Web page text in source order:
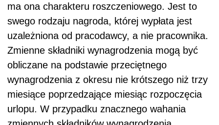
pracodawcamoże okres ten wydłużyć do 12
miesięcy. Ma to miejsce w przypadku
wynagrodzeń prowizyjnych powiązanych np. z
sezonowością sprzedaży.